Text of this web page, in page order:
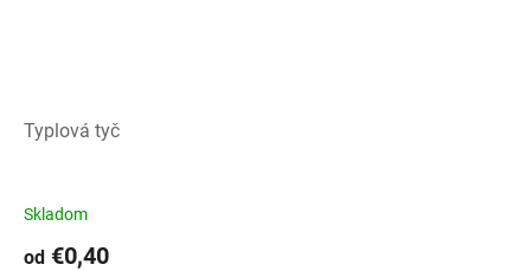
Typlová tyč
Skladom
od €0,40